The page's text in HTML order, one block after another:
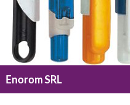
Enorom SRL